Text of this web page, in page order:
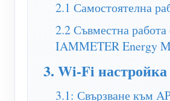
WiFi контролер за
IAMMETER Cloud Pro
Услуга за самостоятелно
EV зарядно устройство
IAMMETER Симулатор
2.1 Самостоятелна
2.2 Съвместна работа
IAMMETER Energy
3. Wi-Fi настройка
3.1: Свързване към